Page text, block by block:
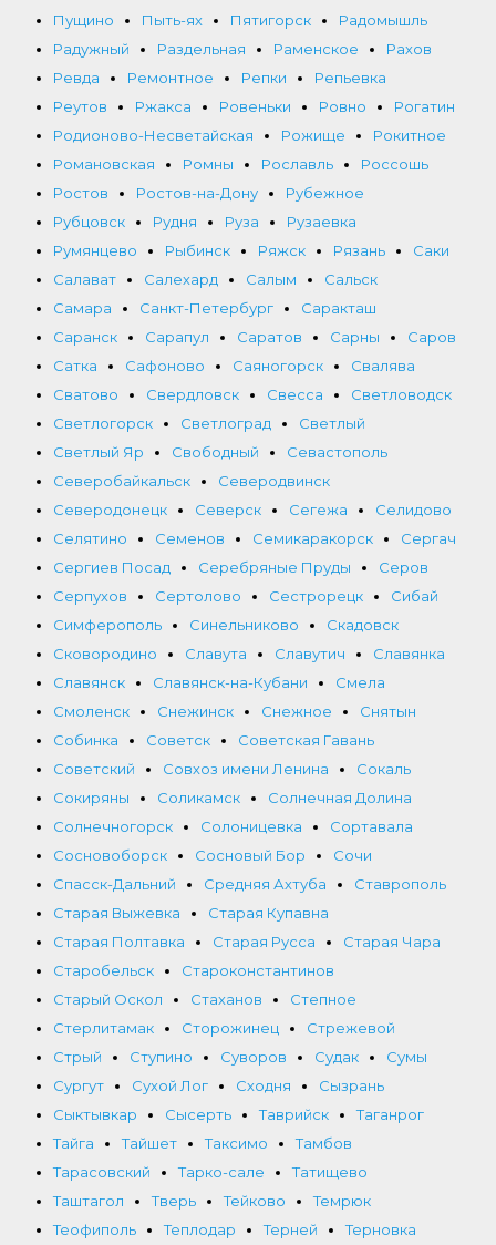
Пущино Пыть-ях Пятигорск
Радомышль
Радужный
Раздельная Раменское
Рахов
Ревда
Ремонтное Репки
Репьевка
Реутов
Ржакса Ровеньки Ровно
Рогатин
Родионово-Несветайская
Рожище
Рокитное
Романовская
Ромны Рославль
Россошь
Ростов
Ростов-на-Дону
Рубежное
Рубцовск
Рудня Руза
Рузаевка
Румянцево
Рыбинск Ряжск Рязань
Саки
Салават
Салехард Салым
Сальск
Самара
Санкт-Петербург
Саракташ
Саранск
Сарапул Саратов Сарны
Саров
Сатка
Сафоново Саяногорск
Свалява
Сватово
Свердловск Свесса
Светловодск
Светлогорск
Светлоград
Светлый
Светлый Яр
Свободный
Севастополь
Северобайкальск
Северодвинск
Северодонецк
Северск Сегежа
Селидово
Селятино
Семенов Семикаракорск
Сергач
Сергиев Посад
Серебряные Пруды
Серов
Серпухов
Сертолово Сестрорецк
Сибай
Симферополь
Синельниково
Скадовск
Сковородино
Славута Славутич
Славянка
Славянск
Славянск-на-Кубани
Смела
Смоленск
Снежинск Снежное
Снятын
Собинка
Советск
Советская Гавань
Советский
Совхоз имени Ленина
Сокаль
Сокиряны
Соликамск
Солнечная Долина
Солнечногорск
Солоницевка
Сортавала
Сосновоборск
Сосновый Бор
Сочи
Спасск-Дальний
Средняя Ахтуба
Ставрополь
Старая Выжевка
Старая Купавна
Старая Полтавка
Старая Русса
Старая Чара
Старобельск
Староконстантинов
Старый Оскол
Стаханов
Степное
Стерлитамак
Сторожинец
Стрежевой
Стрый
Ступино Суворов Судак
Сумы
Сургут
Сухой Лог Сходня
Сызрань
Сыктывкар
Сысерть Таврийск
Таганрог
Тайга
Тайшет Таксимо
Тамбов
Тарасовский
Тарко-сале
Татищево
Таштагол
Тверь Тейково
Темрюк
Теофиполь
Теплодар Терней
Терновка